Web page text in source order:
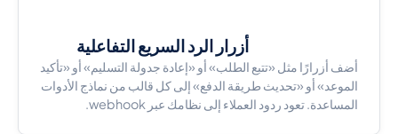
أزرار الرد السريع التفاعلية
أضف أزرارًا مثل «تتبع الطلب» أو «إعادة جدولة التسليم» أو «تأكيد
الموعد» أو «تحديث طريقة الدفع» إلى كل قالب من نماذج الأدوات
المساعدة. تعود ردود العملاء إلى نظامك عبر webhook.